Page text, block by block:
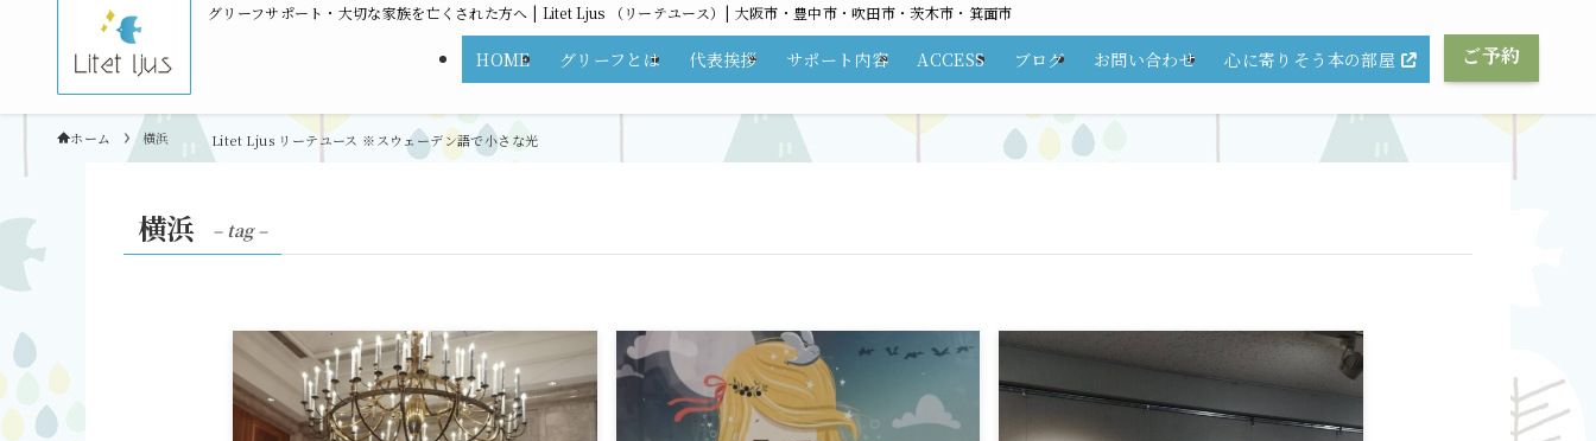
グリーフサポート・大切な家族を亡くされた方へ | Litet Ljus （リーテユース）| 大阪市・豊中市・吹田市・茨木市・箕面市
HOME グリーフとは 代表挨拶 サポート内容 ACCESS ブログ お問い合わせ 心に寄りそう本の部屋 ご予約
ホーム 横浜
横浜 – tag –